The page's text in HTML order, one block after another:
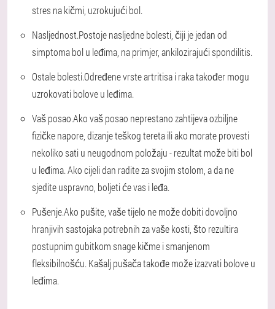
stres na kičmi, uzrokujući bol.
Nasljednost.Postoje nasljedne bolesti, čiji je jedan od
simptoma bol u leđima, na primjer, ankilozirajući spondilitis.
Ostale bolesti.Određene vrste artritisa i raka također mogu
uzrokovati bolove u leđima.
Vaš posao.Ako vaš posao neprestano zahtijeva ozbiljne
fizičke napore, dizanje teškog tereta ili ako morate provesti
nekoliko sati u neugodnom položaju - rezultat može biti bol
u leđima. Ako cijeli dan radite za svojim stolom, a da ne
sjedite uspravno, boljeti će vas i leđa.
Pušenje.Ako pušite, vaše tijelo ne može dobiti dovoljno
hranjivih sastojaka potrebnih za vaše kosti, što rezultira
postupnim gubitkom snage kičme i smanjenom
fleksibilnošću. Kašalj pušača takođe može izazvati bolove u
leđima.